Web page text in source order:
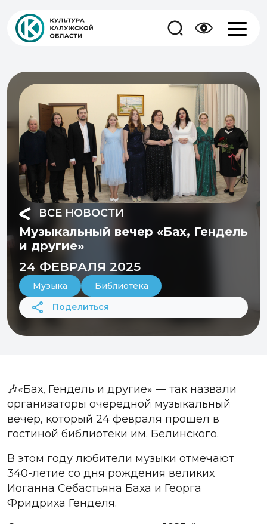
ВСЕ НОВОСТИ
Музыкальный вечер «Бах, Гендель
и другие»
24 ФЕВРАЛЯ 2025
Музыка
Библиотека
Поделиться
🎶«Бах, Гендель и другие» — так назвали
организаторы очередной музыкальный
вечер, который 24 февраля прошел в
гостиной библиотеки им. Белинского.
В этом году любители музыки отмечают
340-летие со дня рождения великих
Иоганна Себастьяна Баха и Георга
Фридриха Генделя.